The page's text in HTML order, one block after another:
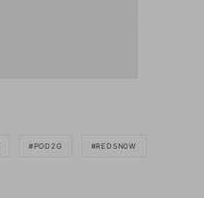
POD2G REDSN0W